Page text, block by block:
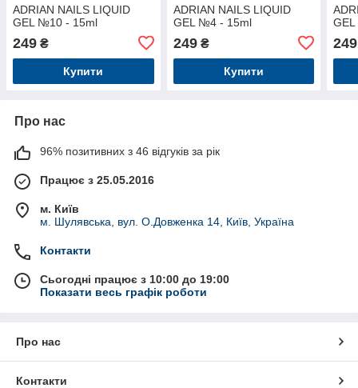
ADRIAN NAILS LIQUID
GEL №10 - 15ml
249 ₴
Купити
ADRIAN NAILS LIQUID
GEL №4 - 15ml
249₴
Купити
249
Про нас
96% позитивних з 46 відгуків за рік
Працює з 25.05.2016
м. Київ
м. Шулявська, вул. О.Довженка 14, Київ, Україна
Контакти
Сьогодні працює з 10:00 до 19:00
Показати весь графік роботи
Про нас
Контакти